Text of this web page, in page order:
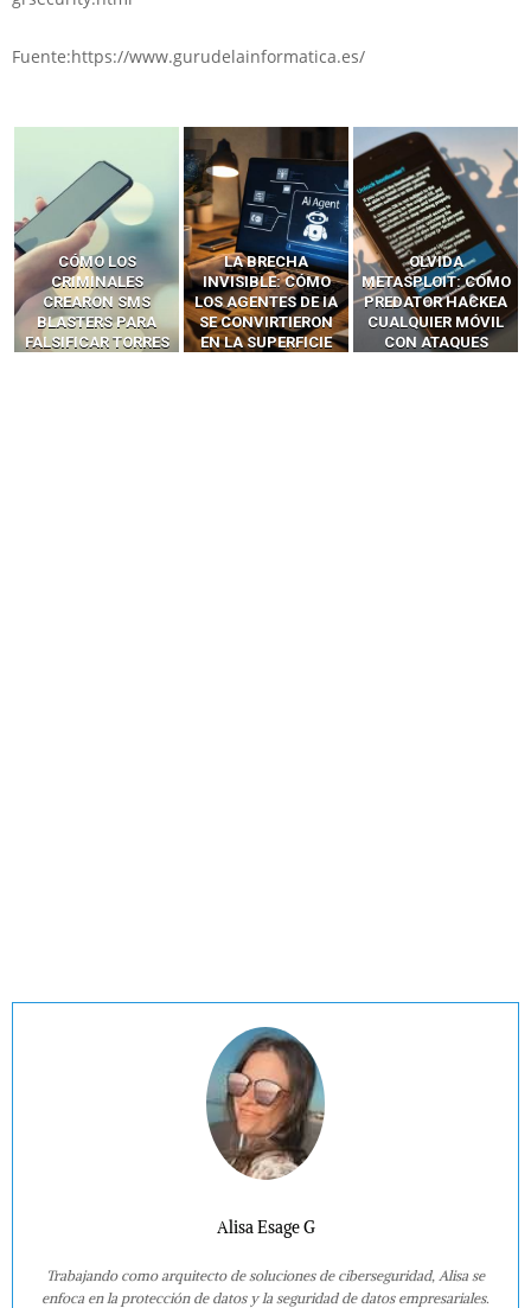
Fuente:https://www.gurudelainformatica.es/
LA BRECHA
INVISIBLE: CÓMO
LOS AGENTES DE IA
SE CONVIRTIERON
EN LA SUPERFICIE
OLVIDA
METASPLOIT: CÓMO
PREDATOR HACKEA
CUALQUIER MÓVIL
CON ATAQUES
CÓMO LOS HACKERS
INTERCEPTAN OTPS
Y LLAMADAS
MÓVILES SIN
‘HACKEAR’ — EL
Alisa Esage G
Trabajando como arquitecto de soluciones de ciberseguridad, Alisa se
enfoca en la protección de datos y la seguridad de datos empresariales.